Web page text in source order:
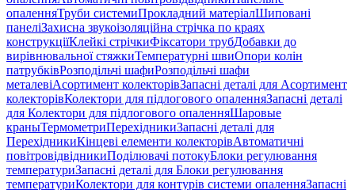
опаленняТруби системиПрокладний матеріалШиповані
панеліЗахисна звукоізоляційна стрічка по краях
конструкціїКлейкі стрічкиФіксатори трубДобавки до
вирівнювальної стяжкиТемпературні швиОпори колін
патрубківРозподільчі шафиРозподільчі шафи
металевіАсортимент колекторівЗапасні деталі для Асортимент
колекторівКолектори для підлогового опаленняЗапасні деталі
для Колектори для підлогового опаленняШаровые
краныТермометриПерехідникиЗапасні деталі для
ПерехідникиКінцеві елементи колекторівАвтоматичні
повітровідвідникиПоділювачі потокуБлоки регулювання
температуриЗапасні деталі для Блоки регулювання
температуриКолектори для контурів системи опаленняЗапасні